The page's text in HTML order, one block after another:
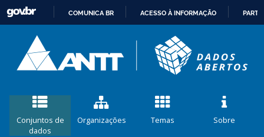
CONTEÚDO
COMUNICA BR ACESSO À INFORMAÇÃO
Conjuntos de
dados
Organizações Temas Sobre